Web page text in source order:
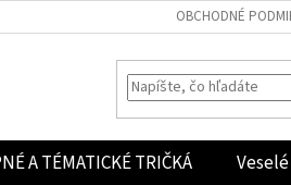
OBCHODNÉ
A TÉMATICKÉ TRIČKÁ